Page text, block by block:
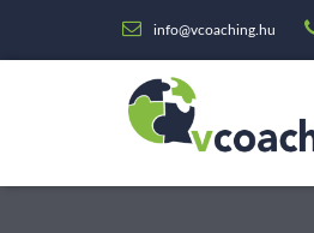
info@vcoaching.hu